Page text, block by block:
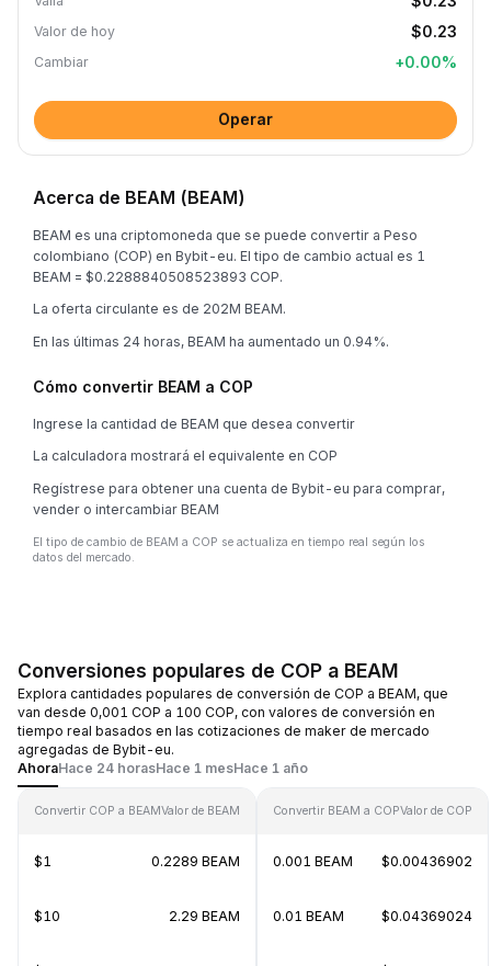
Valor de hoy $0.23
Cambiar +0.00%
Operar
Acerca de BEAM (BEAM)
BEAM es una criptomoneda que se puede convertir a Peso
colombiano (COP) en Bybit-eu. El tipo de cambio actual es 1
BEAM = $0.2288840508523893 COP.
La oferta circulante es de 202M BEAM.
En las últimas 24 horas, BEAM ha aumentado un 0.94%.
Cómo convertir BEAM a COP
Ingrese la cantidad de BEAM que desea convertir
La calculadora mostrará el equivalente en COP
Regístrese para obtener una cuenta de Bybit-eu para comprar,
vender o intercambiar BEAM
El tipo de cambio de BEAM a COP se actualiza en tiempo real según los
datos del mercado.
Conversiones populares de COP a BEAM
Explora cantidades populares de conversión de COP a BEAM, que
van desde 0,001 COP a 100 COP, con valores de conversión en
tiempo real basados en las cotizaciones de maker de mercado
agregadas de Bybit-eu.
AhoraHace 24 horasHace 1 mesHace 1 año
Convertir COP a BEAMValor de BEAM
$1 0.2289 BEAM
$10 2.29 BEAM
Convertir BEAM a COPValor de COP
0.001 BEAM $0.00436902
0.01 BEAM $0.04369024